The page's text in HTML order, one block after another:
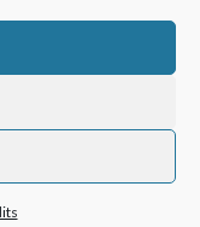
prairies libres et des
et accompagnent les
crues du fleuve.